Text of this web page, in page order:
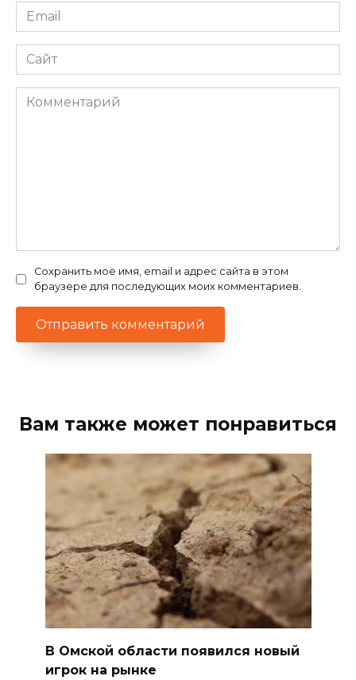
Email
*
Сайт
Комментарий
Сохранить моё имя, email и адрес сайта в этом
браузере для последующих моих комментариев.
Вам также может понравиться
В Омской области появился новый
игрок на рынке